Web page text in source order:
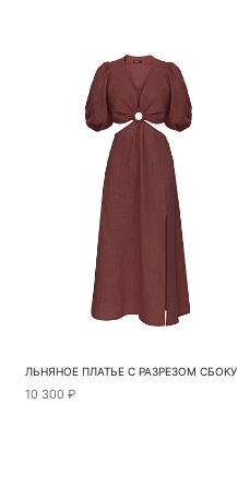
ЛЬНЯНОЕ ПЛАТЬЕ С РАЗРЕЗОМ СБОКУ
10 300 ₽